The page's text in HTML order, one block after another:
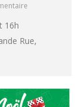
16h
Rue,